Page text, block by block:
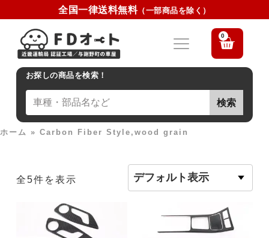
全国一律送料無料（一部商品を除く）
0
お探しの商品を検索！
検索
ホーム » Carbon Fiber Style,wood grain
全5件を表示